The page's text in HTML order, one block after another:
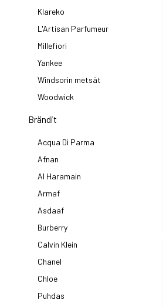
Klareko
L'Artisan Parfumeur
Millefiori
Yankee
Windsorin metsät
Woodwick
Brändit
Acqua Di Parma
Afnan
Al Haramain
Armaf
Asdaaf
Burberry
Calvin Klein
Chanel
Chloe
Puhdas